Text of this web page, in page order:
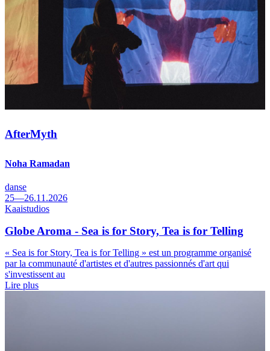
AfterMyth
Noha Ramadan
danse
25—26.11.2026
Kaaistudios
Globe Aroma - Sea is for Story, Tea is for Telling
« Sea is for Story, Tea is for Telling » est un programme organisé
par la communauté d'artistes et d'autres passionnés d'art qui
s'investissent au
Lire plus